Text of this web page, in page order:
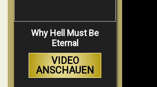
Why Hell Must Be
Eternal
VIDEO
ANSCHAUEN